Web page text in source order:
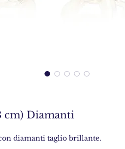
cm) Diamanti
diamanti taglio brillante.